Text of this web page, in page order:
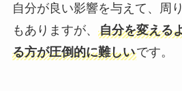
自分が良い影響を与えて、周
もありますが、 自分を変える
る方が圧倒的に難しいです。